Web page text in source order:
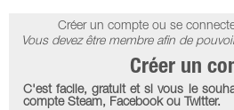
Créer un compte ou se
Vous devez être membre afin de
Créer un
C'est facile, gratuit et si vous le
compte Steam, Facebook ou Twitter.